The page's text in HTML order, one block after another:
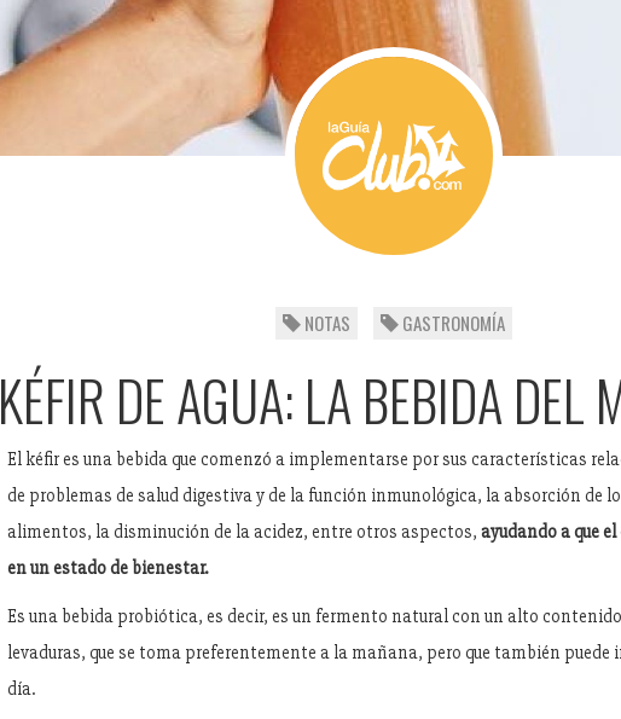
NOTAS GASTRONOMÍA
KÉFIR DE AGUA: LA BEBIDA DEL
El kéfir es una bebida que comenzó a implementarse por sus características
de problemas de salud digestiva y de la función inmunológica, la absorción de
alimentos, la disminución de la acidez, entre otros aspectos, ayudando a que
en un estado de bienestar.
Es una bebida probiótica, es decir, es un fermento natural con un alto
levaduras, que se toma preferentemente a la mañana, pero que también puede
día.